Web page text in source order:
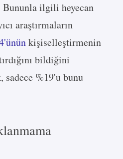
Bununla ilgili heyecan
araştırmaların
kişiselleştirmenin
bildiğini
sadece %19'u bunu